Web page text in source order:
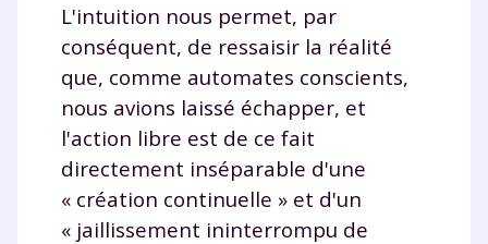
L'intuition nous permet, par
conséquent, de ressaisir la réalité
que, comme automates conscients,
nous avions laissé échapper, et
l'action libre est de ce fait
directement inséparable d'une
« création continuelle » et d'un
« jaillissement ininterrompu de